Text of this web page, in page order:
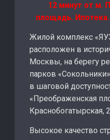
12 минут от м.
площадь.
Жилой комплекс
расположен в
Москвы, на берегу
парков
в шаговой
«Преображенская
Краснобогатырская,
Высокое качество